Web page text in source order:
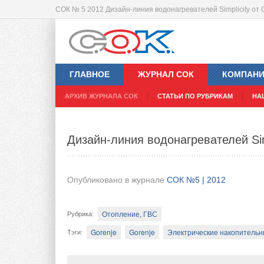
СОК № 5 2012 Дизайн-линия водонагревателей Simplicity от
ГЛАВНОЕ ЖУРНАЛ СОК
АРХИВ ЖУРНАЛА СОК СТАТЬИ ПО РУБРИКАМ
Дизайн-линия водонагревателей
Опубликовано в журнале СОК №5 | 2012
Рубрика: Отопление, ГВС
Тэги: Gorenje Gorenje Электрические
Водонагреватели Bosch
Опубликовано в журнале СОК №5 | 2012
Тэги: Бош Термотехника, ООО Bosch
Сталкиваясь с проблемами в области
могут удовлетворить современных